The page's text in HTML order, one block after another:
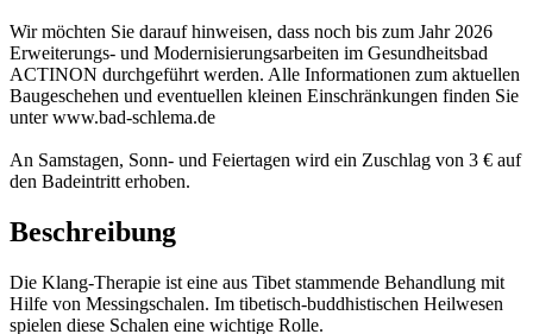
Wir möchten Sie darauf hinweisen, dass noch bis zum Jahr 2026
Erweiterungs- und Modernisierungsarbeiten im Gesundheitsbad
ACTINON durchgeführt werden. Alle Informationen zum aktuellen
Baugeschehen und eventuellen kleinen Einschränkungen finden Sie
unter www.bad-schlema.de
An Samstagen, Sonn- und Feiertagen wird ein Zuschlag von 3 € auf
den Badeintritt erhoben.
Beschreibung
Die Klang-Therapie ist eine aus Tibet stammende Behandlung mit
Hilfe von Messingschalen. Im tibetisch-buddhistischen Heilwesen
spielen diese Schalen eine wichtige Rolle.